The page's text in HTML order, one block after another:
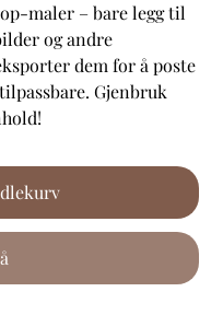
maler – bare legg til
og andre
dem for å poste
Gjenbruk